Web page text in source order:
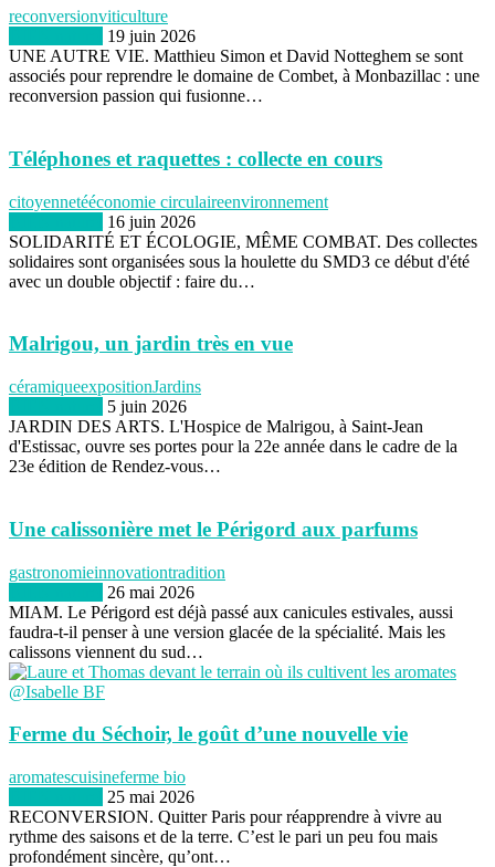
reconversionviticulture
19 juin 2026
UNE AUTRE VIE. Matthieu Simon et David Notteghem se sont
associés pour reprendre le domaine de Combet, à Monbazillac : une
reconversion passion qui fusionne…
Téléphones et raquettes : collecte en cours
citoyennetééconomie circulaireenvironnement
16 juin 2026
SOLIDARITÉ ET ÉCOLOGIE, MÊME COMBAT. Des collectes
solidaires sont organisées sous la houlette du SMD3 ce début d'été
avec un double objectif : faire du…
Malrigou, un jardin très en vue
céramiqueexpositionJardins
5 juin 2026
JARDIN DES ARTS. L'Hospice de Malrigou, à Saint-Jean
d'Estissac, ouvre ses portes pour la 22e année dans le cadre de la
23e édition de Rendez-vous…
Une calissonière met le Périgord aux parfums
gastronomieinnovationtradition
26 mai 2026
MIAM. Le Périgord est déjà passé aux canicules estivales, aussi
faudra-t-il penser à une version glacée de la spécialité. Mais les
calissons viennent du sud…
Ferme du Séchoir, le goût d’une nouvelle vie
aromatescuisineferme bio
25 mai 2026
RECONVERSION. Quitter Paris pour réapprendre à vivre au
rythme des saisons et de la terre. C’est le pari un peu fou mais
profondément sincère, qu’ont…